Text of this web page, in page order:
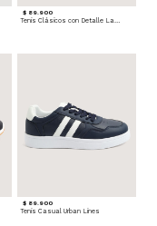
$ 89.900
Tenis Clásicos con Detalle Lateral
$ 89.900
Tenis Casual Urban Lines